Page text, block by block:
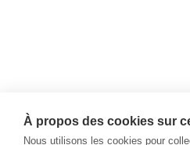
À propos des cookies sur
Nous utilisons les cookies pour